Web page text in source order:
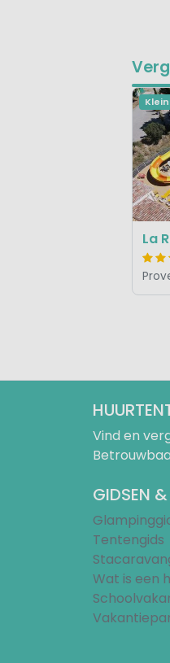
Vind en
GIDSEN
Tentengids
Wat is een